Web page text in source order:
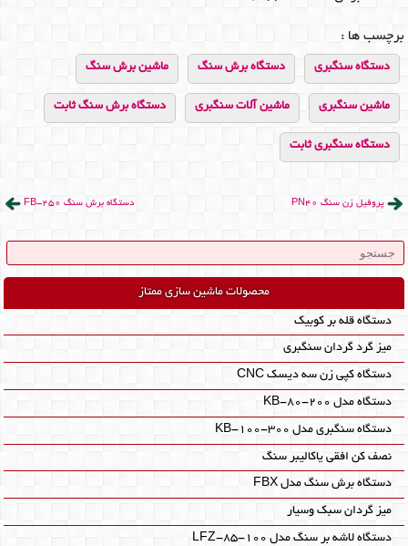
برچسب ها :
دستگاه سنگبری دستگاه برش سنگ ماشین برش سنگ
ماشین سنگبری ماشین آلات سنگبری دستگاه برش سنگ ثابت
دستگاه سنگبری ثابت
پروفیل زن سنگ PN40 دستگاه برش سنگ FB-250
محصولات ماشین سازی ممتاز
دستگاه قله بر کوبیک
میز گرد گردان سنگبری
دستگاه کپی زن سه دیسک CNC
دستگاه مدل KB-80-200
دستگاه سنگبری مدل KB-100-300
نصف کن افقی یاکالیبر سنگ
دستگاه برش سنگ مدل FBX
میز گردان سبک وسیار
دستگاه لاشه بر سنگ مدل LFZ-85-100